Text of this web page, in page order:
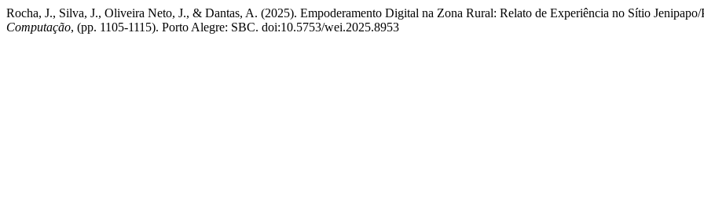
Rocha, J., Silva, J., Oliveira Neto, J., & Dantas, A. (2025). Empoderamento Digital na Zona Rural: Relato de Experiência no Sítio
Computação, (pp. 1105-1115). Porto Alegre: SBC. doi:10.5753/wei.2025.8953